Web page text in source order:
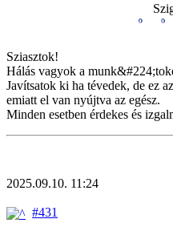
Sziasztok!
Hálás vagyok a
Javítsatok ki ha tévedek, de ez
emiatt el van nyújtva az egész.
Minden esetben érdekes és
2025.09.10. 11:24
#431